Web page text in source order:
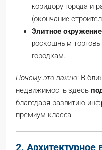
коридору города и
(окончание
Элитное окружение
роскошным
городкам.
Почему это важно: В
недвижимость здесь
благодаря развитию
премиум-класса.
2. Архитектурное